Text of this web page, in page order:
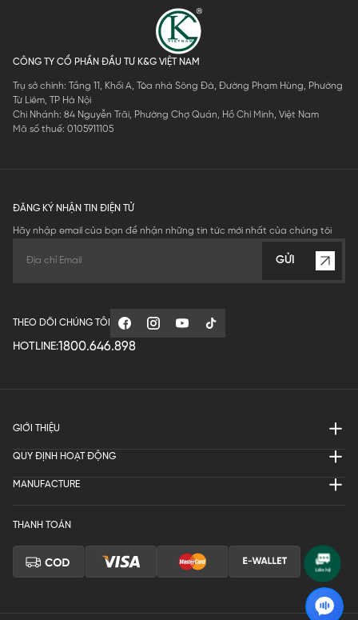
CÔNG TY CỔ PHẦN ĐẦU TƯ K&G VIỆT NAM
Trụ sở chính: Tầng 11, Khối A, Tòa nhà Sông Đà, Đường Phạm Hùng, Phường
Từ Liêm, TP Hà Nội
Chi Nhánh: 84 Nguyễn Trãi, Phường Chợ Quán, Hồ Chí Minh, Việt Nam
Mã số thuế: 0105911105
ĐĂNG KÝ NHẬN TIN ĐIỆN TỬ
Hãy nhập email của bạn để nhận những tin tức mới nhất của chúng tôi
GỬI
THEO DÕI CHÚNG TÔI
HOTLINE:1800.646.898
GIỚI THIỆU
QUY ĐỊNH HOẠT ĐỘNG
MANUFACTURE
THANH TOÁN